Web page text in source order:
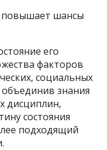
повышает шансы
его
факторов
социальных
знания
дисциплин,
состояния
подходящий